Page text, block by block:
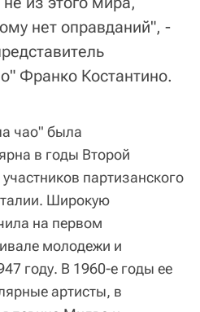
нет оправданий", -
Франко Костантино.
чао" была
в годы Второй
партизанского
Широкую
на первом
молодежи и
году. В 1960-е годы ее
артисты, в